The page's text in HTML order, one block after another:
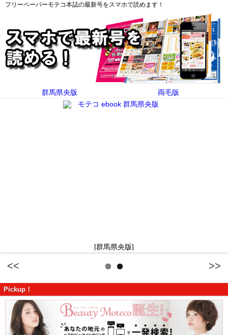
フリーペーパーモテコ本誌の最新号をスマホで読めます！
群馬県央版 両毛版
[群馬県央版]
Pickup！